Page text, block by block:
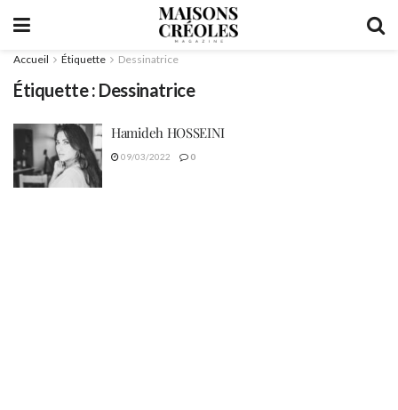
Accueil Étiquette Dessinatrice
Étiquette : Dessinatrice
Hamideh HOSSEINI
09/03/2022 0